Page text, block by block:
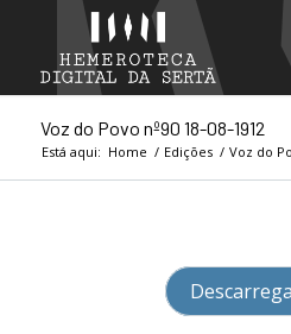
Voz do Povo nº90 18-08-1912
Está aqui: Home / Edições / Voz do